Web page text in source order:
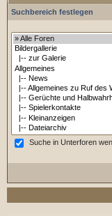
Suchbereich festlegen
Suche in Unterforen